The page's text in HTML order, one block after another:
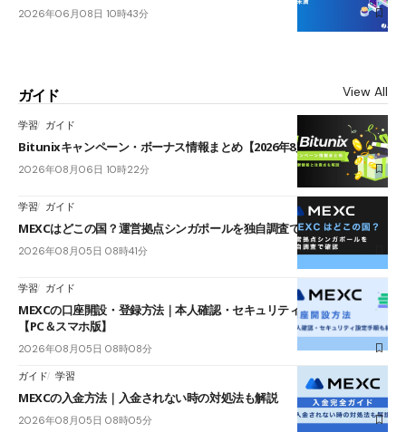
2026年06月08日 10時43分
ガイド View All
学習 ガイド
Bitunixキャンペーン・ボーナス情報まとめ【2026年8月最新】
2026年08月06日 10時22分
学習 ガイド
MEXCはどこの国？運営拠点シンガポールを独自調査で確認
2026年08月05日 08時41分
学習 ガイド
MEXCの口座開設・登録方法｜本人確認・セキュリティ設定手順も紹介
【PC＆スマホ版】
2026年08月05日 08時08分
ガイド 学習
MEXCの入金方法｜入金されない時の対処法も解説
2026年08月05日 08時05分